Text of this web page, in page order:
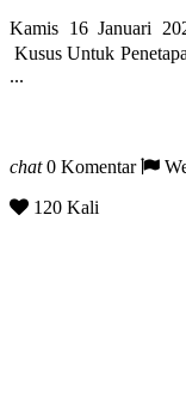
Kamis 16 Januari
Kusus Untuk
...
chat0 Komentar
120 Kali